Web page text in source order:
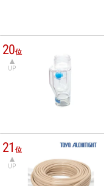
20位
UP
21位
UP